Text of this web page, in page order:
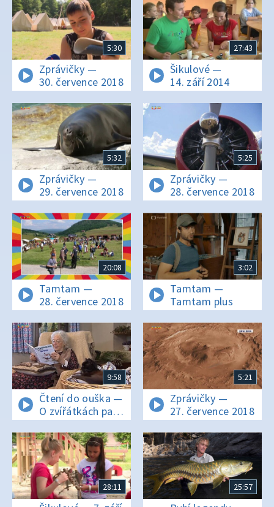
5:30
Zprávičky —
30. července 2018
27:43
Šikulové —
14. září 2014
5:32
Zprávičky —
29. července 2018
5:25
Zprávičky —
28. července 2018
20:08
Tamtam —
28. července 2018
3:02
Tamtam —
Tamtam plus
9:58
Čtení do ouška —
O zvířátkách pana
Krbce I
5:21
Zprávičky —
27. července 2018
28:11 25:57